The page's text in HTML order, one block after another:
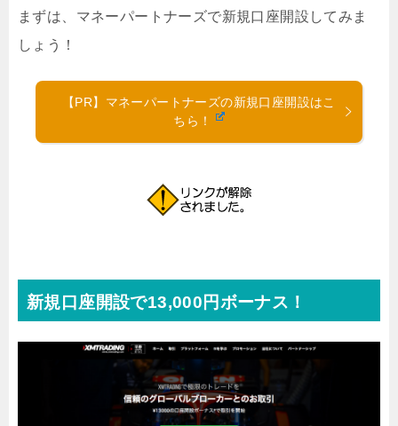
まずは、マネーパートナーズで新規口座開設してみま
しょう！
【PR】マネーパートナーズの新規口座開設はこ
ちら！
新規口座開設で13,000円ボーナス！